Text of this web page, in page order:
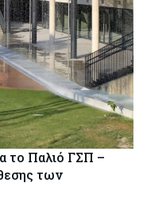
το Παλιό ΓΣΠ –
των